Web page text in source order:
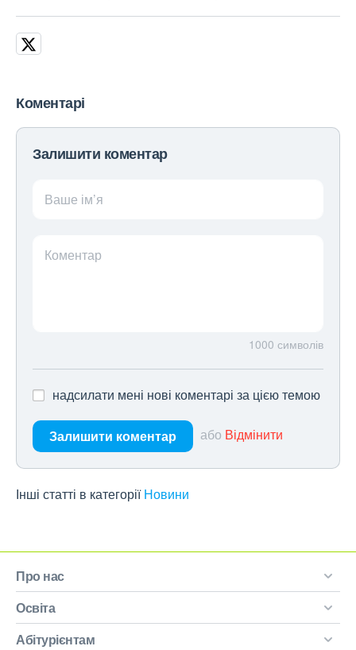
Коментарі
Залишити коментар
Ваше ім’я
Коментар
1000 символів
надсилати мені нові коментарі за цією темою
Залишити коментар або Відмінити
Інші статті в категорії Новини
Про нас
Освіта
Абітурієнтам